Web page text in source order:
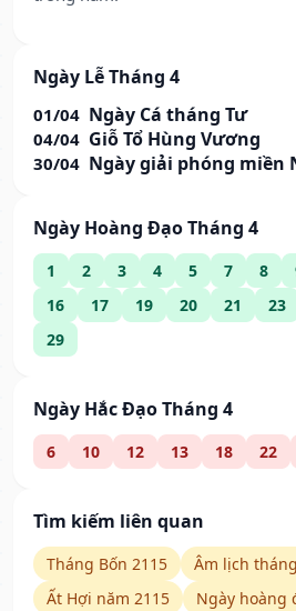
Ngày Lễ Tháng 4
01/04 Ngày Cá tháng Tư
04/04 Giỗ Tổ Hùng Vương
30/04 Ngày giải phóng miền
Ngày Hoàng Đạo Tháng 4
1 2 3 4 5 7 8
16
17 19 20 21 23
29
Ngày Hắc Đạo Tháng 4
6 10 12 13 18 22
Tìm kiếm liên quan
Tháng Bốn 2115
Âm lịch
Ất Hợi năm 2115
Ngày hoàng